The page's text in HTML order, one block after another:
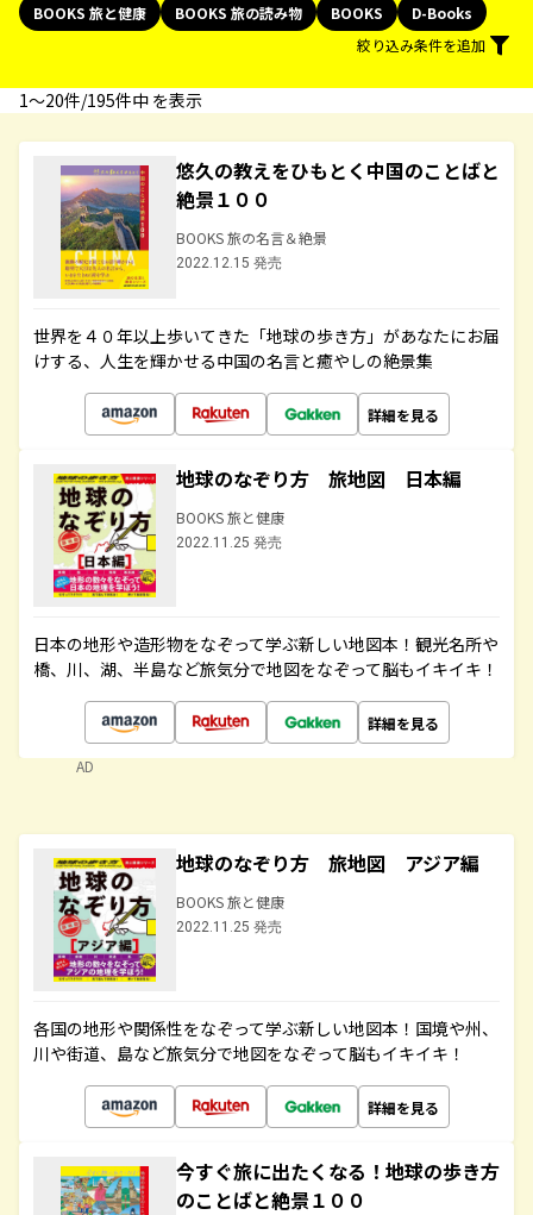
BOOKS 旅と健康
BOOKS 旅の読み物 BOOKS
D-Books
絞り込み条件を追加
1〜20件/195件中 を表示
悠久の教えをひもとく中国のことばと
絶景１００
BOOKS 旅の名言＆絶景
2022.12.15 発売
世界を４０年以上歩いてきた「地球の歩き方」があなたにお届
けする、人生を輝かせる中国の名言と癒やしの絶景集
詳細を見る
地球のなぞり方 旅地図 日本編
BOOKS 旅と健康
2022.11.25 発売
日本の地形や造形物をなぞって学ぶ新しい地図本！観光名所や
橋、川、湖、半島など旅気分で地図をなぞって脳もイキイキ！
詳細を見る
AD
地球のなぞり方 旅地図 アジア編
BOOKS 旅と健康
2022.11.25 発売
各国の地形や関係性をなぞって学ぶ新しい地図本！国境や州、
川や街道、島など旅気分で地図をなぞって脳もイキイキ！
詳細を見る
今すぐ旅に出たくなる！地球の歩き方
のことばと絶景１００